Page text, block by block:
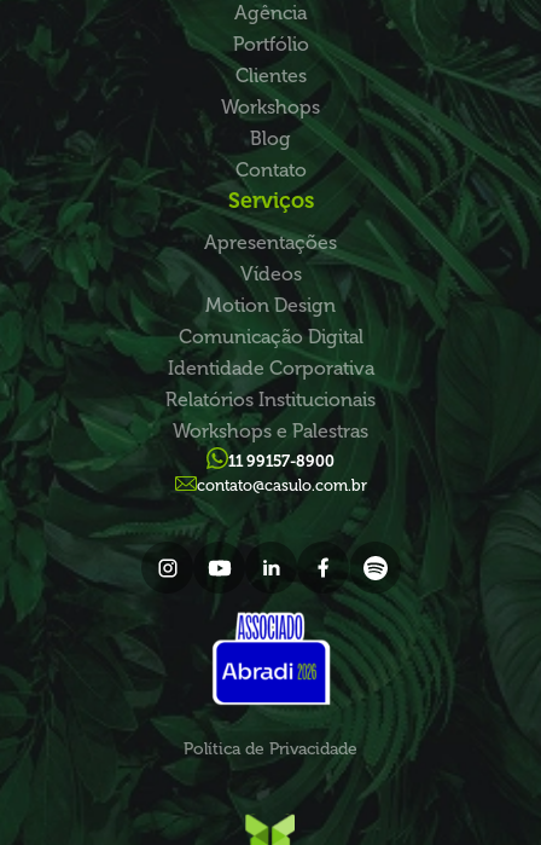
Agência
Portfólio
Clientes
Workshops
Blog
Contato
Serviços
Apresentações
Vídeos
Motion Design
Comunicação Digital
Identidade Corporativa
Relatórios Institucionais
Workshops e Palestras
11 99157-8900
contato@casulo.com.br
Política de Privacidade